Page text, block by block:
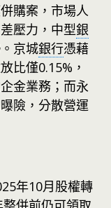
購案，市場人
壓力，中型銀
京城銀行憑藉
比僅0.15%，
金業務；而永
險，分散營運
年10月股權轉